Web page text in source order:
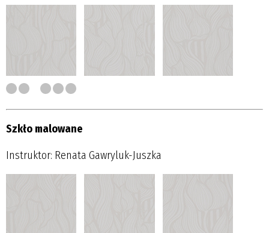
Szkło malowane
Instruktor: Renata Gawryluk-Juszka